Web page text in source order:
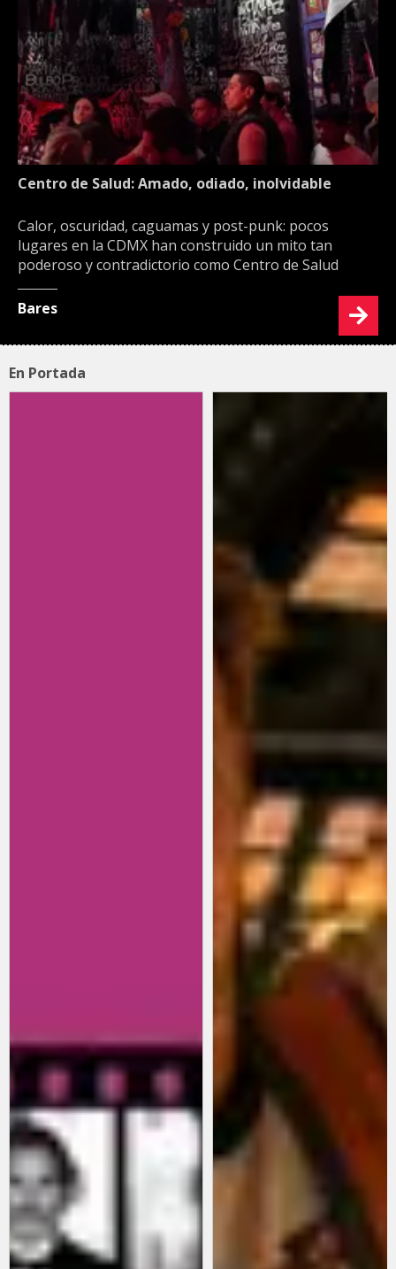
Centro de Salud: Amado, odiado, inolvidable
Calor, oscuridad, caguamas y post-punk: pocos
lugares en la CDMX han construido un mito tan
poderoso y contradictorio como Centro de Salud
Bares
En Portada